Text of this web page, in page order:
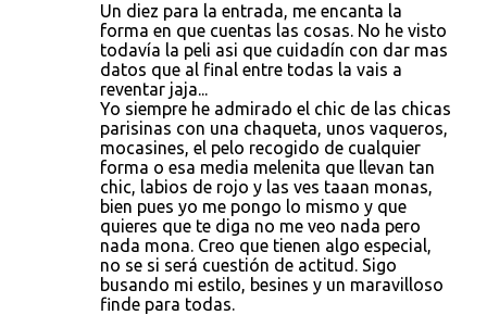
Un diez para la entrada, me encanta la
forma en que cuentas las cosas. No he visto
todavía la peli asi que cuidadín con dar mas
datos que al final entre todas la vais a
reventar jaja...
Yo siempre he admirado el chic de las chicas
parisinas con una chaqueta, unos vaqueros,
mocasines, el pelo recogido de cualquier
forma o esa media melenita que llevan tan
chic, labios de rojo y las ves taaan monas,
bien pues yo me pongo lo mismo y que
quieres que te diga no me veo nada pero
nada mona. Creo que tienen algo especial,
no se si será cuestión de actitud. Sigo
busando mi estilo, besines y un maravilloso
finde para todas.